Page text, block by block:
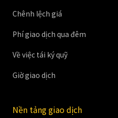
Chênh lệch giá
Phí giao dịch qua đêm
Về việc tái ký quỹ
Giờ giao dịch
Nền tảng giao dịch